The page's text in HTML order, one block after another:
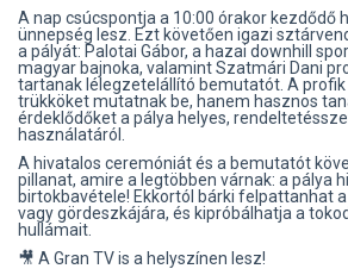
A nap csúcspontja a 10:00 órakor kezdődő
ünnepség lesz. Ezt követően igazi
a pályát: Palotai Gábor, a hazai downhill
magyar bajnoka, valamint Szatmári Dani
tartanak lélegzetelállító bemutatót. A profik
trükköket mutatnak be, hanem hasznos
érdeklődőket a pálya helyes,
használatáról.
A hivatalos ceremóniát és a bemutatót
pillanat, amire a legtöbben várnak: a pálya
birtokbavétele! Ekkortól bárki felpattanhat
vagy gördeszkájára, és kipróbálhatja a
hullámait.
🎥 A Gran TV is a helyszínen lesz!